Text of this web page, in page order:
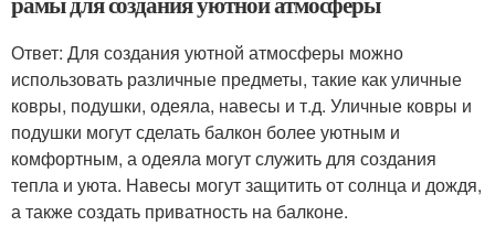
Ответ: Для создания уютной атмосферы можно
использовать различные предметы, такие как уличные
ковры, подушки, одеяла, навесы и т.д. Уличные ковры и
подушки могут сделать балкон более уютным и
комфортным, а одеяла могут служить для создания
тепла и уюта. Навесы могут защитить от солнца и дождя,
а также создать приватность на балконе.